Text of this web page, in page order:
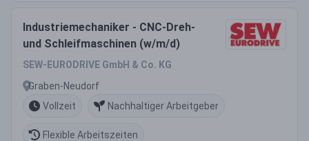
Industriemechaniker - CNC-Dreh-
und Schleifmaschinen (w/m/d)
SEW-EURODRIVE GmbH & Co. KG
Graben-Neudorf
Vollzeit
Nachhaltiger Arbeitgeber
Flexible Arbeitszeiten